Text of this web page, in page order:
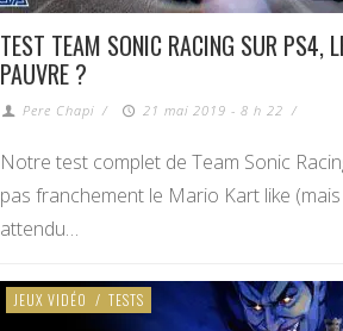
TEST TEAM SONIC RACING SUR PS4,
PAUVRE ?
Pere Chapi / 21 mai 2019 - 8 h 22 /
Notre test complet de Team Sonic
pas franchement le Mario Kart like
attendu…
JEUX VIDÉO / TESTS